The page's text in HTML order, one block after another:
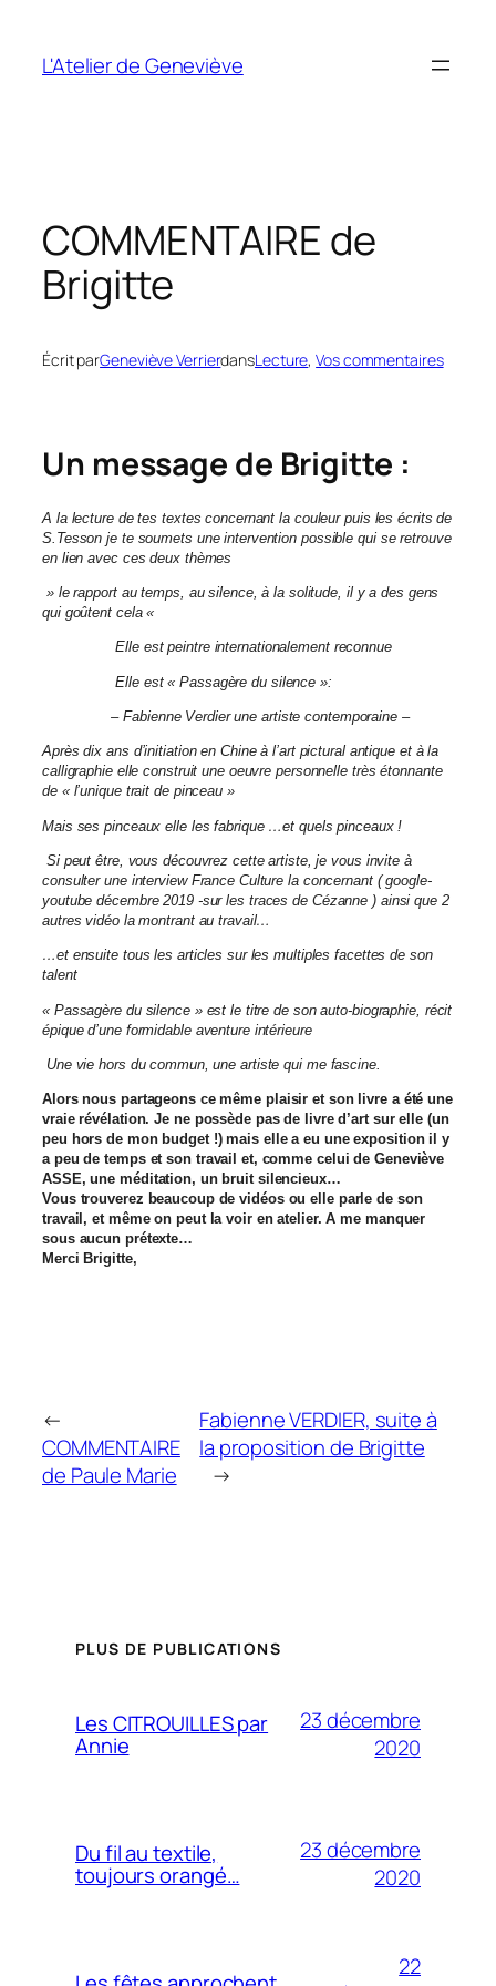
contenu
L'Atelier de Geneviève
COMMENTAIRE de
Brigitte
Écrit parGeneviève VerrierdansLecture, Vos commentaires
Un message de Brigitte :
A la lecture de tes textes concernant la couleur puis les écrits de
S.Tesson je te soumets une intervention possible qui se retrouve
en lien avec ces deux thèmes
» le rapport au temps, au silence, à la solitude, il y a des gens
qui goûtent cela «
Elle est peintre internationalement reconnue
Elle est « Passagère du silence »:
– Fabienne Verdier une artiste contemporaine –
Après dix ans d’initiation en Chine à l’art pictural antique et à la
calligraphie elle construit une oeuvre personnelle très étonnante
de « l’unique trait de pinceau »
Mais ses pinceaux elle les fabrique …et quels pinceaux !
Si peut être, vous découvrez cette artiste, je vous invite à
consulter une interview France Culture la concernant ( google-
youtube décembre 2019 -sur les traces de Cézanne ) ainsi que 2
autres vidéo la montrant au travail…
…et ensuite tous les articles sur les multiples facettes de son
talent
« Passagère du silence » est le titre de son auto-biographie, récit
épique d’une formidable aventure intérieure
Une vie hors du commun, une artiste qui me fascine.
Alors nous partageons ce même plaisir et son livre a été une
vraie révélation. Je ne possède pas de livre d’art sur elle (un
peu hors de mon budget !) mais elle a eu une exposition il y
a peu de temps et son travail et, comme celui de Geneviève
ASSE, une méditation, un bruit silencieux…
Vous trouverez beaucoup de vidéos ou elle parle de son
travail, et même on peut la voir en atelier. A me manquer
sous aucun prétexte…
Merci Brigitte,
←
COMMENTAIRE
de Paule Marie
Fabienne VERDIER, suite à
la proposition de Brigitte
→
PLUS DE PUBLICATIONS
Les CITROUILLES par
Annie
23 décembre
2020
Du fil au textile,
toujours orangé…
23 décembre
2020
22